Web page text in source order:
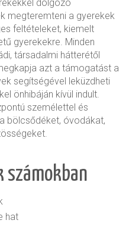
dolgozó
megteremteni a gyerekek
feltételeket, kiemelt
gyerekekre. Minden
társadalmi hátterétől
azt a támogatást a
segítségével leküzdheti
önhibáján kívül indult.
személettel és
bölcsődéket, óvodákat,
számokban
hat